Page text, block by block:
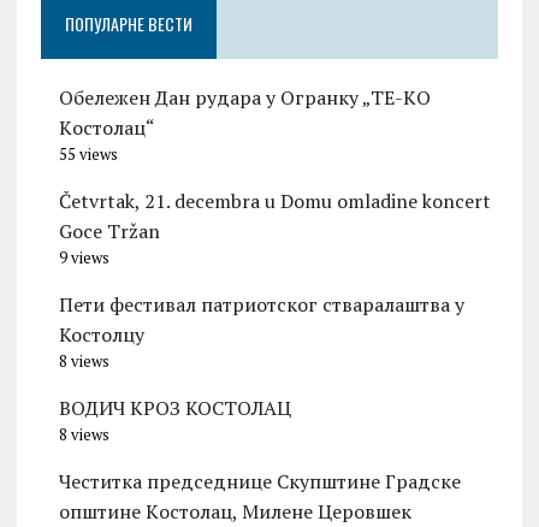
ПОПУЛАРНЕ ВЕСТИ
Обележен Дан рудара у Огранку „ТЕ-KО
Kостолац“
55 views
Četvrtak, 21. decembra u Domu omladine koncert
Goce Tržan
9 views
Пети фестивал патриотског стваралаштва у
Костолцу
8 views
ВОДИЧ КРОЗ КОСТОЛАЦ
8 views
Честитка председнице Скупштине Градске
општине Kостолац, Милене Церовшек